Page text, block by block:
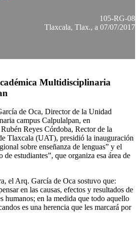
105-RG-08
Tlaxcala, Tlax., a 07/07/2017
Multidisciplinaria
de Oca, Director de la Unidad
campus Calpulalpan, en
Reyes Córdoba, Rector de la
Tlaxcala (UAT), presidió la inauguración
sobre enseñanza de lenguas” y el
de estudiantes”, que organiza esa área de
el Arq. García de Oca sostuvo que:
en las causas, efectos y resultados de
humanos; en la medida que todo aquello
es una herencia que les marcará por